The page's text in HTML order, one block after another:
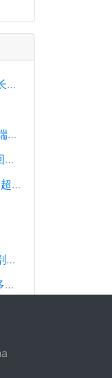
分享一个功能超全的免费站长工具平台
Laravel 10 + Vue 3.0 前后端分离框架通用后台源码
好久没回到 Yii China 了，回来冒个泡泡！
全新 Yii3 框架整体开发进度超过88%，发布在即！
微服务系列 | PHP实现性能剖析、跟踪和可观察性最佳实践
现在用 Yii 的一个月可以赚多少钱？